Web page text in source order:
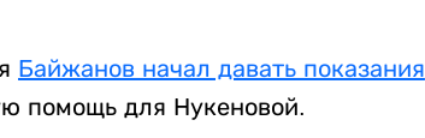
Байжанов начал давать показания
помощь для Нукеновой.